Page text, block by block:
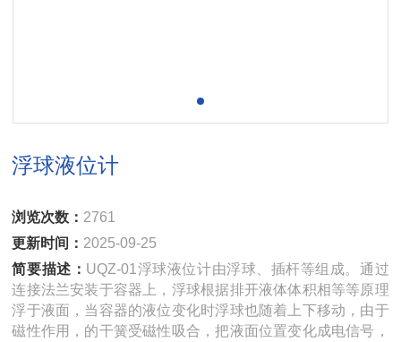
浮球液位计
浏览次数： 2761
更新时间： 2025-09-25
简要描述： UQZ-01浮球液位计由浮球、插杆等组成。通过
连接法兰安装于容器上，浮球根据排开液体体积相等等原理
浮于液面，当容器的液位变化时浮球也随着上下移动，由于
磁性作用，的干簧受磁性吸合，把液面位置变化成电信号，